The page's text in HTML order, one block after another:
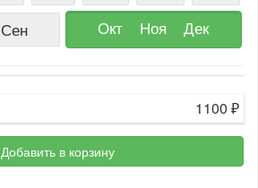
Сен Окт Ноя Дек
1100 ₽
Добавить в корзину